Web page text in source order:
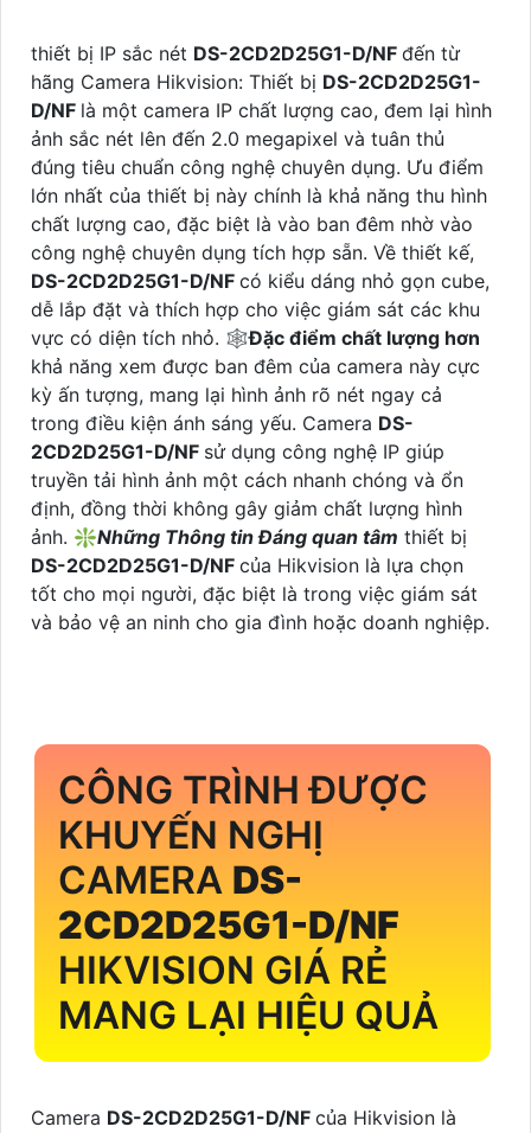
thiết bị IP sắc nét DS-2CD2D25G1-D/NF đến từ
hãng Camera Hikvision: Thiết bị DS-2CD2D25G1-
D/NF là một camera IP chất lượng cao, đem lại hình
ảnh sắc nét lên đến 2.0 megapixel và tuân thủ
đúng tiêu chuẩn công nghệ chuyên dụng. Ưu điểm
lớn nhất của thiết bị này chính là khả năng thu hình
chất lượng cao, đặc biệt là vào ban đêm nhờ vào
công nghệ chuyên dụng tích hợp sẵn. Về thiết kế,
DS-2CD2D25G1-D/NF có kiểu dáng nhỏ gọn cube,
dễ lắp đặt và thích hợp cho việc giám sát các khu
vực có diện tích nhỏ. 🕸Đặc điểm chất lượng hơn
khả năng xem được ban đêm của camera này cực
kỳ ấn tượng, mang lại hình ảnh rõ nét ngay cả
trong điều kiện ánh sáng yếu. Camera DS-
2CD2D25G1-D/NF sử dụng công nghệ IP giúp
truyền tải hình ảnh một cách nhanh chóng và ổn
định, đồng thời không gây giảm chất lượng hình
ảnh. ❇Những Thông tin Đáng quan tâm thiết bị
DS-2CD2D25G1-D/NF của Hikvision là lựa chọn
tốt cho mọi người, đặc biệt là trong việc giám sát
và bảo vệ an ninh cho gia đình hoặc doanh nghiệp.
CÔNG TRÌNH ĐƯỢC
KHUYẾN NGHỊ
CAMERA DS-
2CD2D25G1-D/NF
HIKVISION GIÁ RẺ
MANG LẠI HIỆU QUẢ
Camera DS-2CD2D25G1-D/NF của Hikvision là